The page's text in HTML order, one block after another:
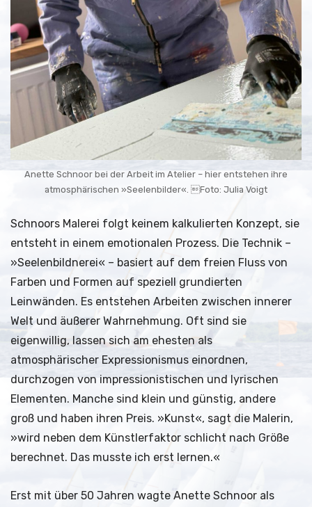
Anette Schnoor bei der Arbeit im Atelier – hier entstehen ihre
atmosphärischen »Seelenbilder«. Foto: Julia Voigt
Schnoors Malerei folgt keinem kalkulierten Konzept, sie
entsteht in einem emotionalen Prozess. Die Technik –
»Seelenbildnerei« – basiert auf dem freien Fluss von
Farben und Formen auf speziell grundierten
Leinwänden. Es entstehen Arbeiten zwischen innerer
Welt und äußerer Wahrnehmung. Oft sind sie
eigenwillig, lassen sich am ehesten als
atmosphärischer Expressionismus einordnen,
durchzogen von impressionistischen und lyrischen
Elementen. Manche sind klein und günstig, andere
groß und haben ihren Preis. »Kunst«, sagt die Malerin,
»wird neben dem Künstlerfaktor schlicht nach Größe
berechnet. Das musste ich erst lernen.«
Erst mit über 50 Jahren wagte Anette Schnoor als